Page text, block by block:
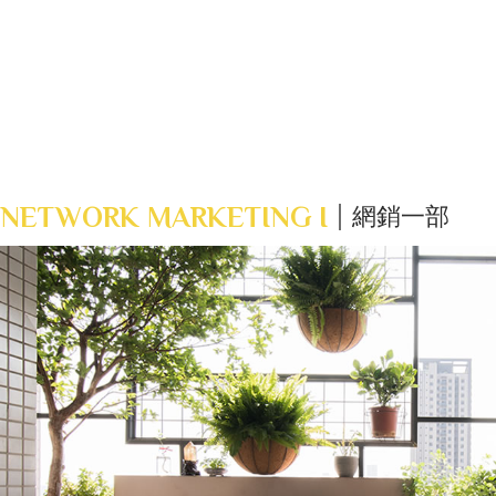
NETWORK MARKETING I 網銷一部